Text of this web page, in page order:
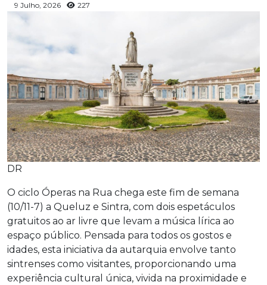
9 Julho, 2026 227
DR
O ciclo Óperas na Rua chega este fim de semana
(10/11-7) a Queluz e Sintra, com dois espetáculos
gratuitos ao ar livre que levam a música lírica ao
espaço público. Pensada para todos os gostos e
idades, esta iniciativa da autarquia envolve tanto
sintrenses como visitantes, proporcionando uma
experiência cultural única, vivida na proximidade e